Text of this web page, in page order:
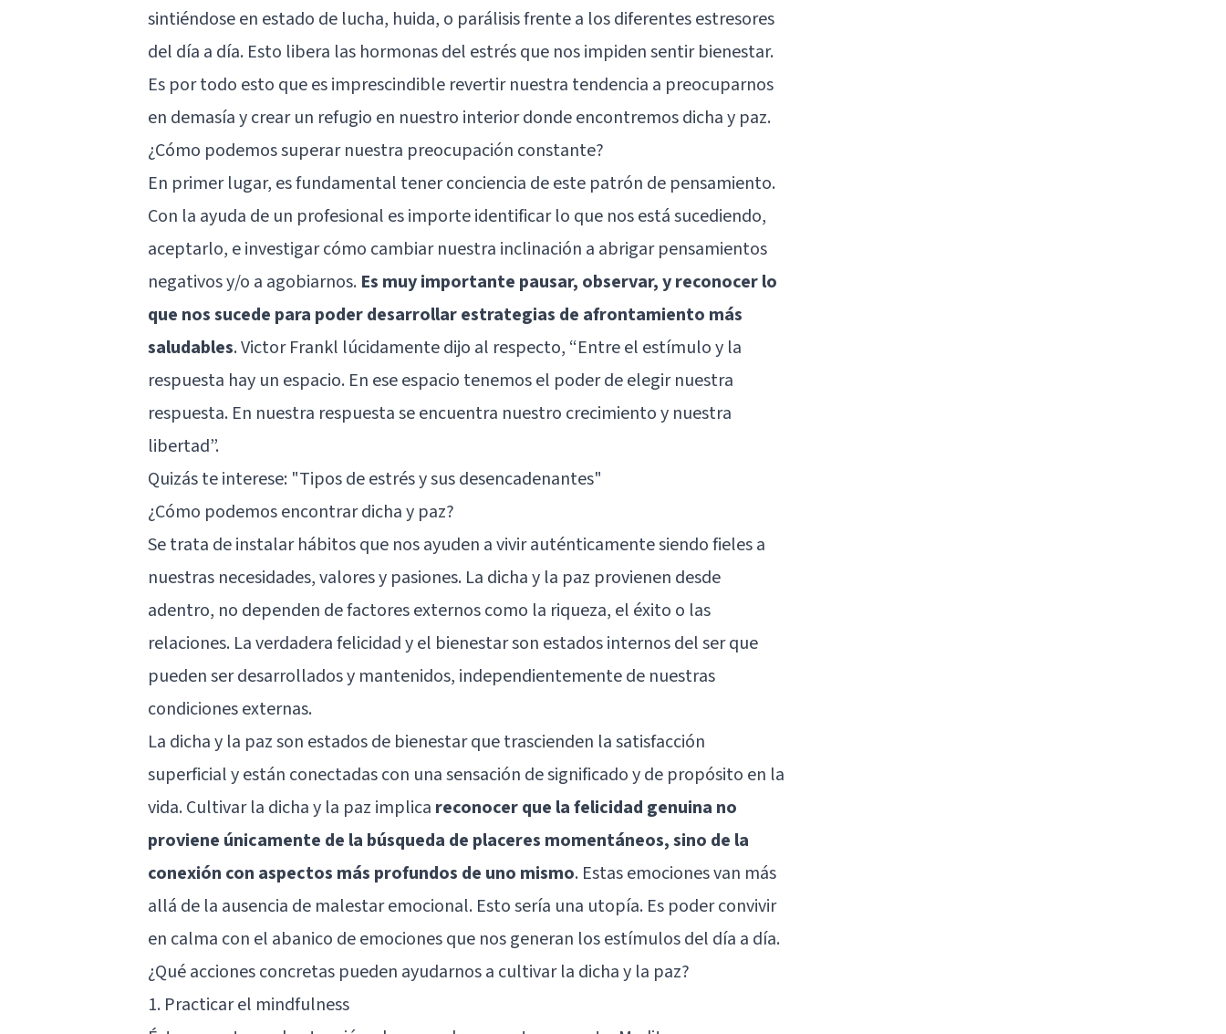
sintiéndose en estado de lucha, huida, o parálisis frente a los diferentes estresores
del día a día. Esto libera las hormonas del estrés que nos impiden sentir bienestar.
Es por todo esto que es imprescindible revertir nuestra tendencia a preocuparnos
en demasía y crear un refugio en nuestro interior donde encontremos dicha y paz.
¿Cómo podemos superar nuestra preocupación constante?
En primer lugar, es fundamental tener conciencia de este patrón de pensamiento.
Con la ayuda de un profesional es importe identificar lo que nos está sucediendo,
aceptarlo, e investigar cómo cambiar nuestra inclinación a abrigar pensamientos
negativos y/o a agobiarnos. Es muy importante pausar, observar, y reconocer lo
que nos sucede para poder desarrollar estrategias de afrontamiento más
saludables. Victor Frankl lúcidamente dijo al respecto, “Entre el estímulo y la
respuesta hay un espacio. En ese espacio tenemos el poder de elegir nuestra
respuesta. En nuestra respuesta se encuentra nuestro crecimiento y nuestra
libertad”.
Quizás te interese: "Tipos de estrés y sus desencadenantes"
¿Cómo podemos encontrar dicha y paz?
Se trata de instalar hábitos que nos ayuden a vivir auténticamente siendo fieles a
nuestras necesidades, valores y pasiones. La dicha y la paz provienen desde
adentro, no dependen de factores externos como la riqueza, el éxito o las
relaciones. La verdadera felicidad y el bienestar son estados internos del ser que
pueden ser desarrollados y mantenidos, independientemente de nuestras
condiciones externas.
La dicha y la paz son estados de bienestar que trascienden la satisfacción
superficial y están conectadas con una sensación de significado y de propósito en la
vida. Cultivar la dicha y la paz implica reconocer que la felicidad genuina no
proviene únicamente de la búsqueda de placeres momentáneos, sino de la
conexión con aspectos más profundos de uno mismo. Estas emociones van más
allá de la ausencia de malestar emocional. Esto sería una utopía. Es poder convivir
en calma con el abanico de emociones que nos generan los estímulos del día a día.
¿Qué acciones concretas pueden ayudarnos a cultivar la dicha y la paz?
1. Practicar el mindfulness